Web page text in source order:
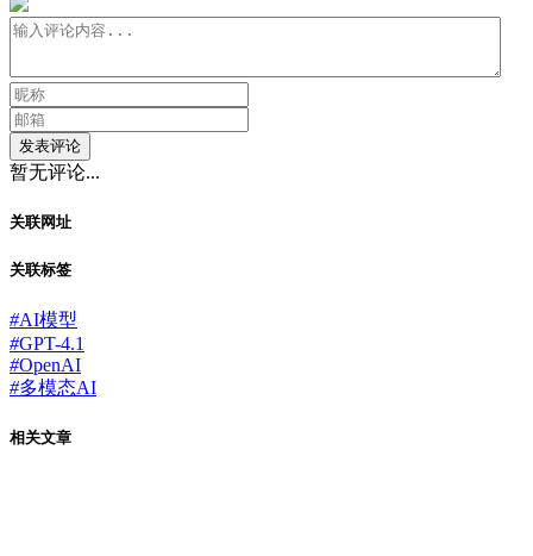
发表评论
暂无评论...
关联网址
关联标签
#AI模型
#GPT-4.1
#OpenAI
#多模态AI
相关文章